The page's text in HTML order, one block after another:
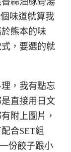
味道就算我
熊本的味
，要選的就
，我有點忘
直接用日文
附上圖片，
合SET組
份餃子跟小